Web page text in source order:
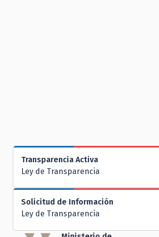
Transparencia Activa
Ley de Transparencia
Solicitud de Información
Ley de Transparencia